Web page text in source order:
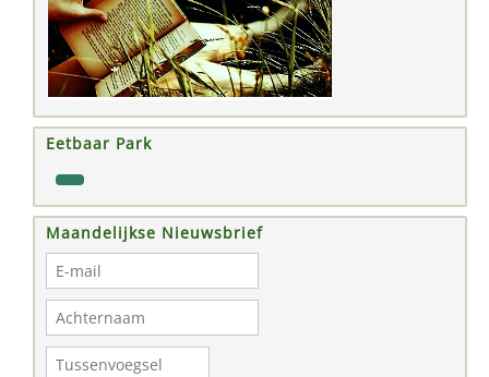
Eetbaar Park
Maandelijkse Nieuwsbrief